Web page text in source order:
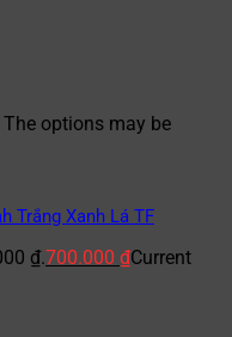
options may be
Trắng Xanh Lá TF
₫.700.000 ₫Current